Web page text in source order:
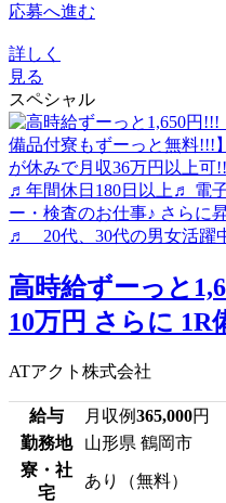
応募へ進む
詳しく
見る
スペシャル
高時給ずーっと
10万円 さらに 1R
ATアクト株式会社
給与 月収例365,000円
勤務地
山形県 鶴岡市
寮・社
宅
あり（無料）